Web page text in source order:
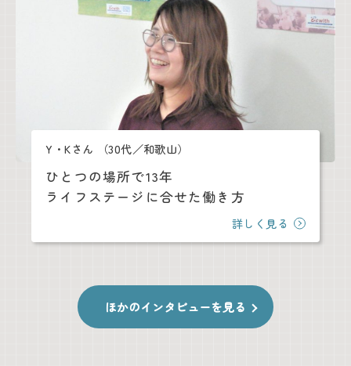
Y・Kさん （30代／和歌山）
ひとつの場所で13年
ライフステージに合せた働き方
詳しく見る
ほかのインタビューを見る